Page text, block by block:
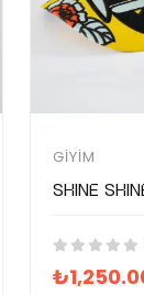
GIYIM
SHINE